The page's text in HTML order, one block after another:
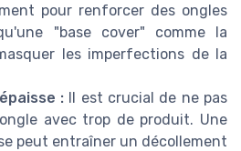
pour renforcer des ongles
"base cover" comme la
les imperfections de la
: Il est crucial de ne pas
avec trop de produit. Une
peut entraîner un décollement